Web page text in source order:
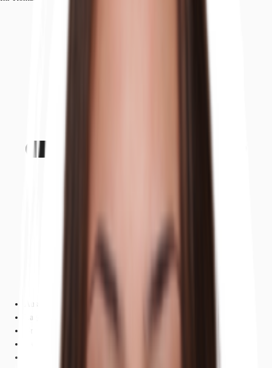
Ausstattung
Lage und Verkehrsanbindung